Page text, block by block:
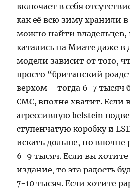
включает в себя
как её всю зиму хранили
можно найти владельцев,
катались на Миате даже в
модели зависит от того,
просто “британский
верхом – тогда 6-7 тысяч
СМС, вполне хватит. Если
агрессивную belstein
ступенчатую коробку и
искать дольше, но вполне
6-9 тысяч. Если вы
издание, то эта радость
7-10 тысяч. Если хотите